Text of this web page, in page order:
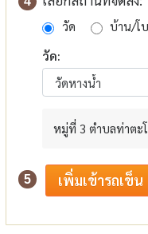
วัด
บ้าน/โ
วัด:
หมู่ที่ 3 ตำบลท่าตะ
5